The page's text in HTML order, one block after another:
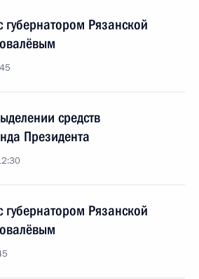
губернатором Рязанской
средств
Президента
губернатором Рязанской